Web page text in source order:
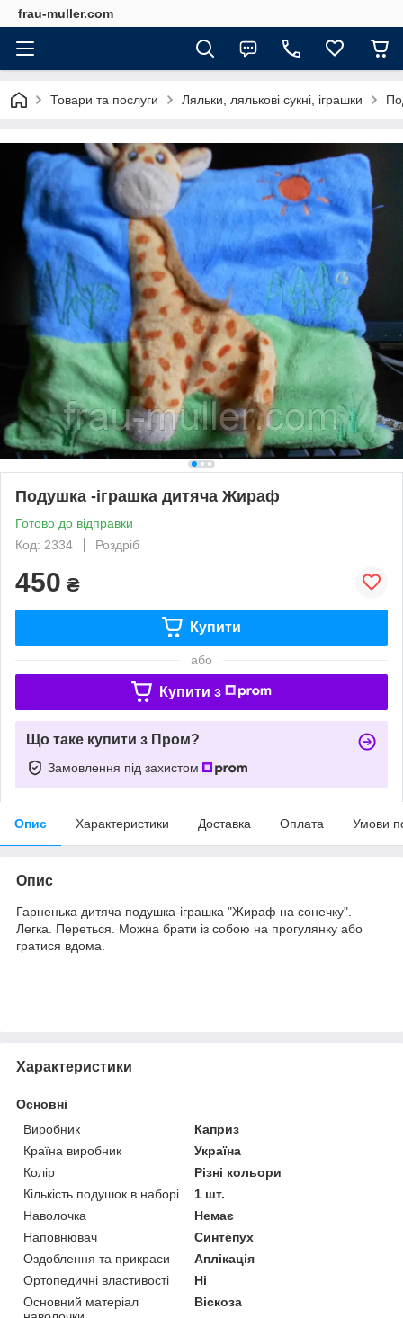
frau-muller.com
Товари та послуги Ляльки, лялькові сукні, іграшки
Подушка -іграшка дитяча Жираф
Готово до відправки
Код: 2334
Роздріб
450 ₴
Купити
або
Купити з
Що таке купити з Пром?
Замовлення під захистом
Опис Характеристики Доставка Оплата Умови
Опис
Гарненька дитяча подушка-іграшка "Жираф на сонечку".
Легка. Переться. Можна брати із собою на прогулянку або
гратися вдома.
Характеристики
Основні
Виробник
Каприз
Країна виробник
Україна
Колір
Різні кольори
Кількість подушок в наборі
1 шт.
Наволочка
Немає
Наповнювач
Синтепух
Оздоблення та прикраси
Аплікація
Ортопедичні властивості
Ні
Основний матеріал
Віскоза